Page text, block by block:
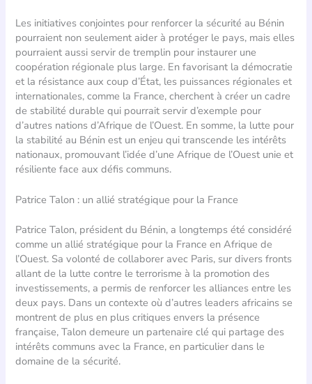
Les initiatives conjointes pour renforcer la sécurité au Bénin
pourraient non seulement aider à protéger le pays, mais elles
pourraient aussi servir de tremplin pour instaurer une
coopération régionale plus large. En favorisant la démocratie
et la résistance aux coup d’État, les puissances régionales et
internationales, comme la France, cherchent à créer un cadre
de stabilité durable qui pourrait servir d’exemple pour
d’autres nations d’Afrique de l’Ouest. En somme, la lutte pour
la stabilité au Bénin est un enjeu qui transcende les intérêts
nationaux, promouvant l’idée d’une Afrique de l’Ouest unie et
résiliente face aux défis communs.
Patrice Talon : un allié stratégique pour la France
Patrice Talon, président du Bénin, a longtemps été considéré
comme un allié stratégique pour la France en Afrique de
l’Ouest. Sa volonté de collaborer avec Paris, sur divers fronts
allant de la lutte contre le terrorisme à la promotion des
investissements, a permis de renforcer les alliances entre les
deux pays. Dans un contexte où d’autres leaders africains se
montrent de plus en plus critiques envers la présence
française, Talon demeure un partenaire clé qui partage des
intérêts communs avec la France, en particulier dans le
domaine de la sécurité.